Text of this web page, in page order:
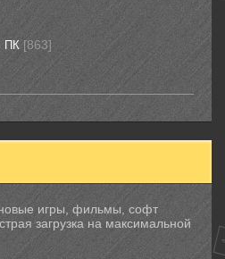
ПК [863]
игры, фильмы, софт
загрузка на максимальной